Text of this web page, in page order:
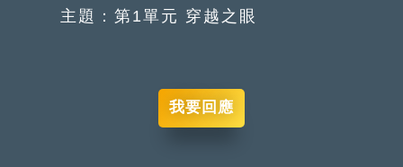
主題：第1單元 穿越之眼
我要回應